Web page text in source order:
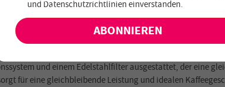
Schaum erzeugen und fortgeschrittene Benutzer
und einem Edelstahlfilter ausgestattet, der eine
für eine gleichbleibende Leistung und idealen
keine exklusiven Angebote und Neuheiten!
und Datenschutzrichtlinien einverstanden.